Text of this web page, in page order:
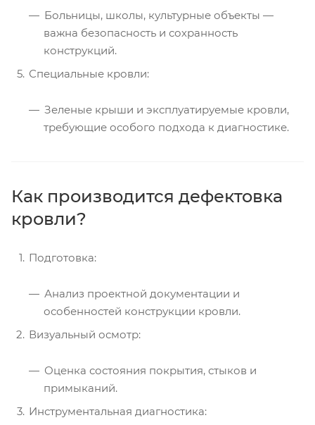
Больницы, школы, культурные объекты —
важна безопасность и сохранность
конструкций.
Специальные кровли:
Зеленые крыши и эксплуатируемые кровли,
требующие особого подхода к диагностике.
Как производится дефектовка
кровли?
Подготовка:
Анализ проектной документации и
особенностей конструкции кровли.
Визуальный осмотр:
Оценка состояния покрытия, стыков и
примыканий.
Инструментальная диагностика: